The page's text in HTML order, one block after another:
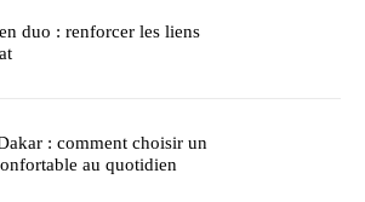
duo : renforcer les liens
: comment choisir un
au quotidien